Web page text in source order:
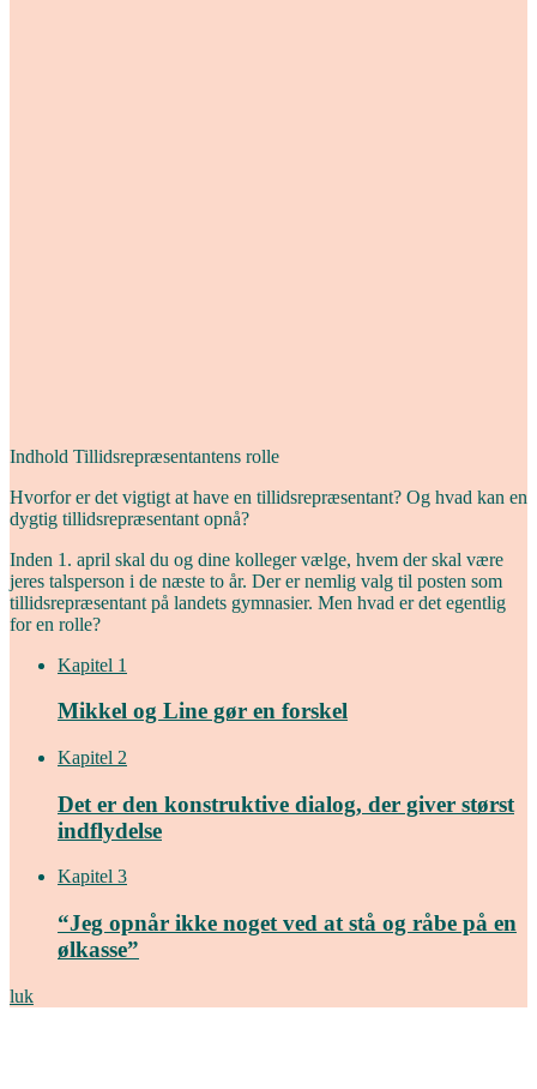
Indhold Tillidsrepræsentantens rolle
Hvorfor er det vigtigt at have en tillidsrepræsentant? Og hvad kan en
dygtig tillidsrepræsentant opnå?
Inden 1. april skal du og dine kolleger vælge, hvem der skal være
jeres talsperson i de næste to år. Der er nemlig valg til posten som
tillids­repræsentant på landets ­gymnasier. Men hvad er det egentlig
for en rolle?
Kapitel 1
Mikkel og Line gør en forskel
Kapitel 2
Det er den konstruktive dialog, der giver størst
indflydelse
Kapitel 3
“Jeg opnår ikke noget ved at stå og råbe på en
ølkasse”
luk